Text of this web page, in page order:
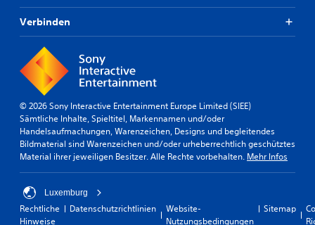
Verbinden
© 2026 Sony Interactive Entertainment Europe Limited (SIEE)
Sämtliche Inhalte, Spieltitel, Markennamen und/oder
Handelsaufmachungen, Warenzeichen, Designs und begleitendes
Bildmaterial sind Warenzeichen und/oder urheberrechtlich geschütztes
Material ihrer jeweiligen Besitzer. Alle Rechte vorbehalten. Mehr Infos
Luxemburg
Rechtliche
Hinweise
Datenschutzrichtlinien
Website-
Nutzungsbedingungen
Sitemap